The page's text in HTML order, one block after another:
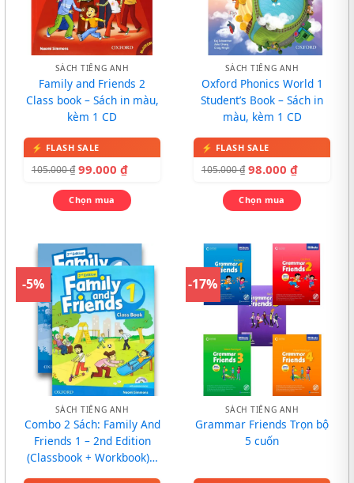
SÁCH TIẾNG ANH
Family and Friends 2
Class book – Sách in màu,
kèm 1 CD
105.000₫ 99.000 ₫
Chọn mua
SÁCH TIẾNG ANH
Oxford Phonics World 1
Student’s Book – Sách in
màu, kèm 1 CD
105.000₫ 98.000 ₫
Chọn mua
-5%
SÁCH TIẾNG ANH
Combo 2 Sách: Family And
Friends 1 – 2nd Edition
(Classbook + Workbook) –
-17%
SÁCH TIẾNG ANH
Grammar Friends Trọn bộ
5 cuốn